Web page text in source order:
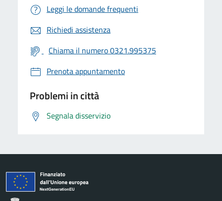
Leggi le domande frequenti
Richiedi assistenza
Chiama il numero 0321.995375
Prenota appuntamento
Problemi in città
Segnala disservizio